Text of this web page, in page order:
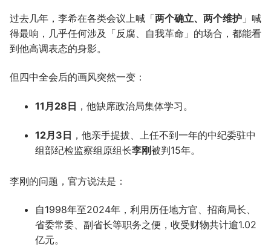
过去几年，李希在各类会议上喊「两个确立、两个维护 」喊
得最响，几乎任何涉及「反腐、自我革命」的场合，都能看
到他高调表态的身影。
但四中全会后的画风突然一变：
11月28日 ，他缺席政治局集体学习。
12月3日 ，他亲手提拔、上任不到一年的中纪委驻中
组部纪检监察组原组长李刚被判15年。
李刚的问题，官方说法是：
自1998年至2024年，利用历任地方官、招商局长、
省委常委、副省长等职务之便，收受财物共计逾1.02
亿元。